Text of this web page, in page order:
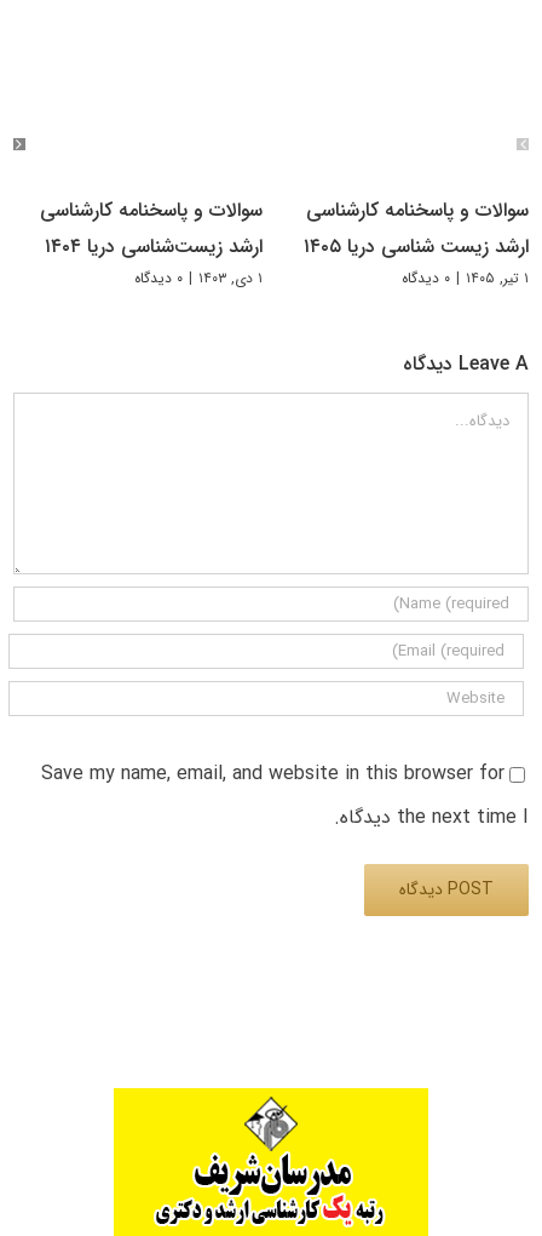
سوالات و پاسخنامه کارشناسی
ارشد زیست شناسی دریا ۱۴۰۵
۱ تیر, ۱۴۰۵ | ۰ دیدگاه
سوالات و پاسخنامه کارشناسی
ارشد زیست‌شناسی دریا ۱۴۰۴
۱ دی, ۱۴۰۳ | ۰ دیدگاه
Leave A دیدگاه
دیدگاه
Save my name, email, and website in this browser for
the next time I دیدگاه.